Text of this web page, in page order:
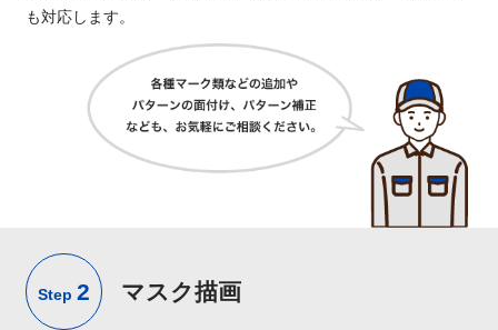
も対応します。
Step 2 マスク描画